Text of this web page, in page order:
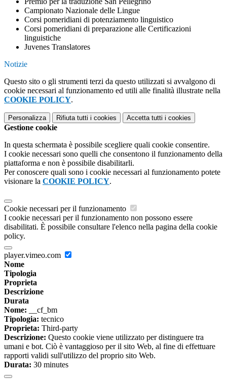
Campionato Nazionale delle Lingue
Corsi pomeridiani di potenziamento linguistico
Corsi pomeridiani di preparazione alle Certificazioni
linguistiche
Juvenes Translatores
Notizie
Questo sito o gli strumenti terzi da questo utilizzati si avvalgono di
cookie necessari al funzionamento ed utili alle finalità illustrate nella
COOKIE POLICY.
Personalizza Rifiuta tutti i cookies Accetta tutti i cookies
Gestione cookie
In questa schermata è possibile scegliere quali cookie consentire.
I cookie necessari sono quelli che consentono il funzionamento della
piattaforma e non è possibile disabilitarli.
Per conoscere quali sono i cookie necessari al funzionamento potete
visionare la COOKIE POLICY.
Cookie necessari per il funzionamento
I cookie necessari per il funzionamento non possono essere
disabilitati. È possibile consultare l'elenco nella pagina della cookie
policy.
player.vimeo.com
Nome
Tipologia
Proprieta
Descrizione
Durata
Nome: __cf_bm
Tipologia: tecnico
Proprieta: Third-party
Descrizione: Questo cookie viene utilizzato per distinguere tra
umani e bot. Ciò è vantaggioso per il sito Web, al fine di effettuare
rapporti validi sull'utilizzo del proprio sito Web.
Durata: 30 minutes